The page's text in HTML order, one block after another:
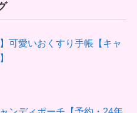
】可愛いおくすり手帳【キャ